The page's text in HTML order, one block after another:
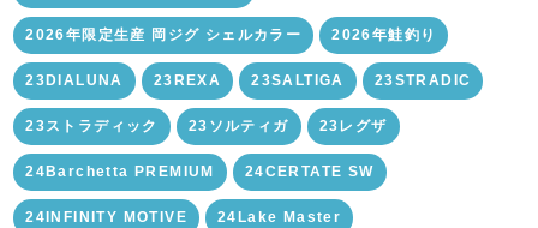
2026年限定生産 岡ジグ シェルカラー 2026年鮭釣り
23DIALUNA 23REXA 23SALTIGA 23STRADIC
23ストラディック 23ソルティガ 23レグザ
24Barchetta PREMIUM 24CERTATE SW
24INFINITY MOTIVE 24Lake Master